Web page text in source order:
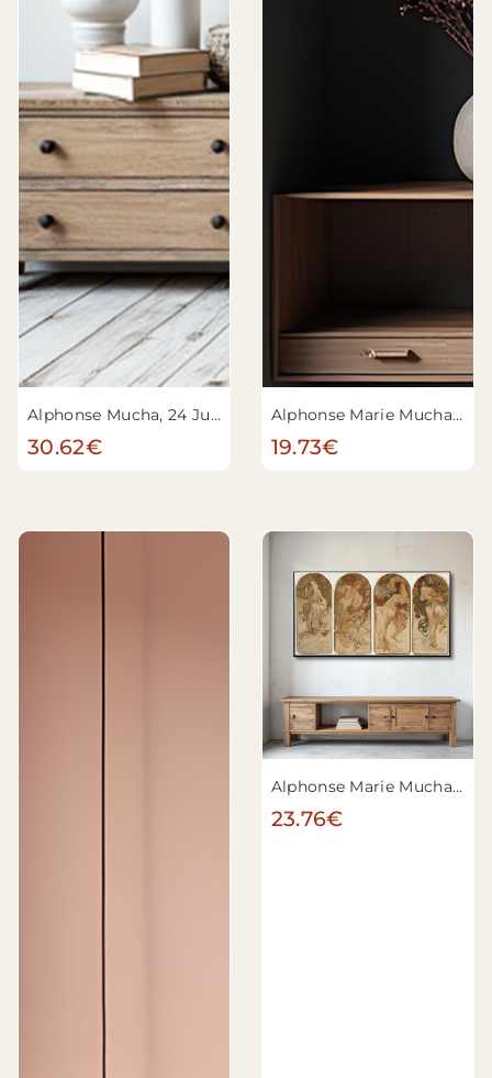
Alphonse Mucha, 24 Jul 1860 - 14 Jul 1939 - Leslie Carter
30.62€
Alphonse Marie Mucha - Zodiaque (la plume)
19.73€
Alphonse Marie Mucha - Les saisons
23.76€